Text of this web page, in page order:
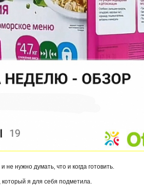
не нужно думать, что и когда готовить.
я для себя подметила.